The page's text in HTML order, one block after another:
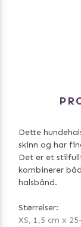
Dette
skinn og har
Det er et
kombinerer
halsbånd.
Størrelser:
XS, 1,5 cm x